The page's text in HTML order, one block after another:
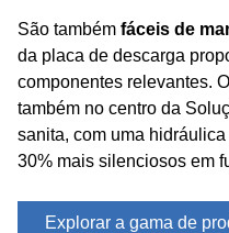
São também fáceis de
da placa de descarga
componentes relevantes.
também no centro da
sanita, com uma
30% mais silenciosos em
Explorar a gama de